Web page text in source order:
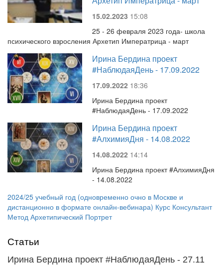
15.02.2023 15:08
25 - 26 февраля 2023 года- школа
психического взросления Архетип Императрица - март
Ирина Бердина проект
#НаблюдаяДень - 17.09.2022
17.09.2022 18:36
Ирина Бердина проект
#НаблюдаяДень - 17.09.2022
Ирина Бердина проект
#АлхимияДня - 14.08.2022
14.08.2022 14:14
Ирина Бердина проект #АлхимияДня
- 14.08.2022
2024/25 учебный год (одновременно очно в Москве и
дистанционно в формате онлайн-вебинара) Курс Консультант
Метод Архетипический Портрет
Статьи
Ирина Бердина проект #НаблюдаяДень - 27.11